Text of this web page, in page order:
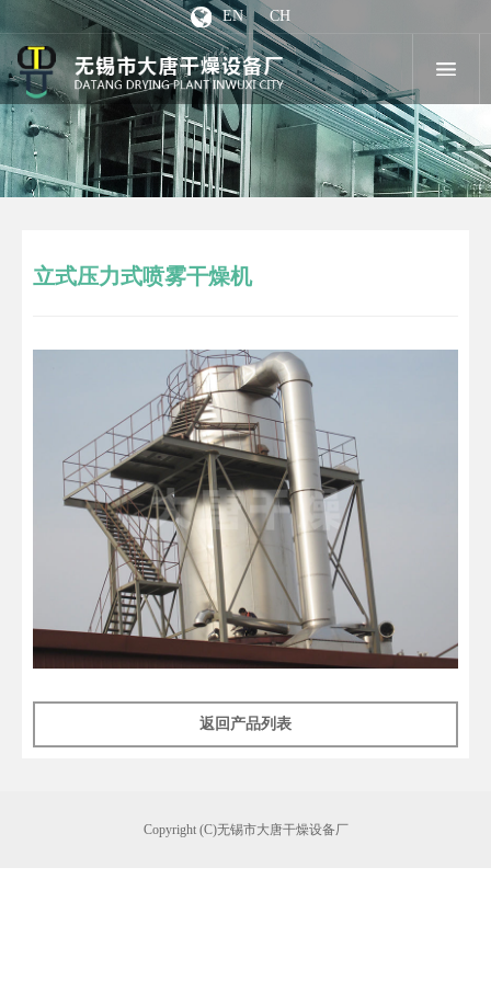
EN CH
立式压力式喷雾干燥机
返回产品列表
Copyright (C)无锡市大唐干燥设备厂